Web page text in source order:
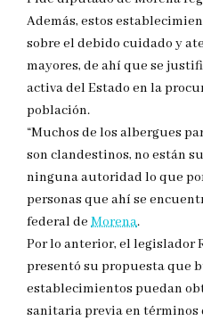
Además, estos
sobre el debido cuidado y
mayores, de ahí que se
activa del Estado en la
población.
“Muchos de los albergues
son clandestinos, no están
ninguna autoridad lo que
personas que ahí se
federal de Morena.
Por lo anterior, el legislador
presentó su propuesta que
establecimientos puedan
sanitaria previa en términos